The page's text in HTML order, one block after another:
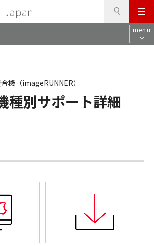
メ
ニ
ュ
menu
種別サポート詳細
機（imageRUNNER）